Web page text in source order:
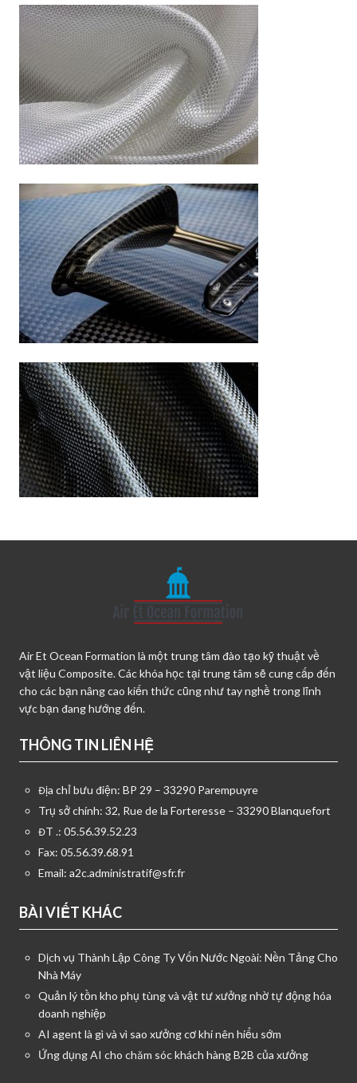
Air Et Ocean Formation là một trung tâm đào tạo kỹ thuật về
vật liệu Composite. Các khóa học tại trung tâm sẽ cung cấp đến
cho các bạn nâng cao kiến thức cũng như tay nghề trong lĩnh
vực bạn đang hướng đến.
THÔNG TIN LIÊN HỆ
Địa chỉ bưu điện: BP 29 – 33290 Parempuyre
Trụ sở chính: 32, Rue de la Forteresse – 33290 Blanquefort
ĐT .: 05.56.39.52.23
Fax: 05.56.39.68.91
Email: a2c.administratif@sfr.fr
BÀI VIẾT KHÁC
Dịch vụ Thành Lập Công Ty Vốn Nước Ngoài: Nền Tảng Cho
Nhà Máy
Quản lý tồn kho phụ tùng và vật tư xưởng nhờ tự động hóa
doanh nghiệp
AI agent là gì và vì sao xưởng cơ khí nên hiểu sớm
Ứng dụng AI cho chăm sóc khách hàng B2B của xưởng